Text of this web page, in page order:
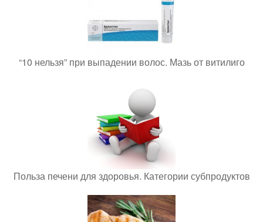
“10 нельзя” при выпадении волос. Мазь от витилиго
Польза печени для здоровья. Категории субпродуктов